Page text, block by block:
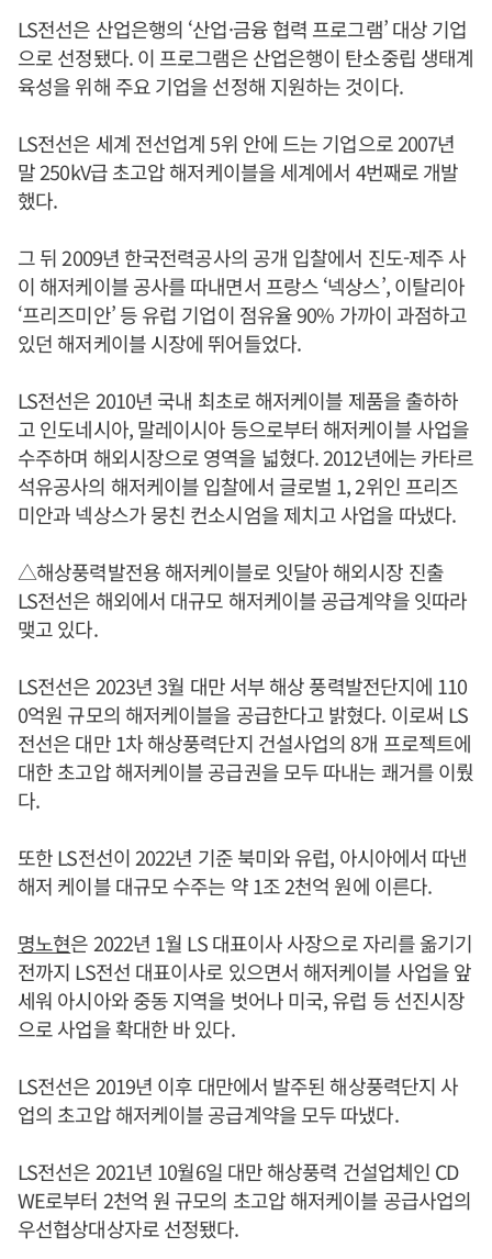
LS전선은 산업은행의 ‘산업·금융 협력 프로그램’ 대상 기업
으로 선정됐다. 이 프로그램은 산업은행이 탄소중립 생태계
육성을 위해 주요 기업을 선정해 지원하는 것이다.
LS전선은 세계 전선업계 5위 안에 드는 기업으로 2007년
말 250kV급 초고압 해저케이블을 세계에서 4번째로 개발
했다.
그 뒤 2009년 한국전력공사의 공개 입찰에서 진도-제주 사
이 해저케이블 공사를 따내면서 프랑스 ‘넥상스’, 이탈리아
‘프리즈미안’ 등 유럽 기업이 점유율 90% 가까이 과점하고
있던 해저케이블 시장에 뛰어들었다.
LS전선은 2010년 국내 최초로 해저케이블 제품을 출하하
고 인도네시아, 말레이시아 등으로부터 해저케이블 사업을
수주하며 해외시장으로 영역을 넓혔다. 2012년에는 카타르
석유공사의 해저케이블 입찰에서 글로벌 1, 2위인 프리즈
미안과 넥상스가 뭉친 컨소시엄을 제치고 사업을 따냈다.
△해상풍력발전용 해저케이블로 잇달아 해외시장 진출
LS전선은 해외에서 대규모 해저케이블 공급계약을 잇따라
맺고 있다.
LS전선은 2023년 3월 대만 서부 해상 풍력발전단지에 110
0억원 규모의 해저케이블을 공급한다고 밝혔다. 이로써 LS
전선은 대만 1차 해상풍력단지 건설사업의 8개 프로젝트에
대한 초고압 해저케이블 공급권을 모두 따내는 쾌거를 이뤘
다.
또한 LS전선이 2022년 기준 북미와 유럽, 아시아에서 따낸
해저 케이블 대규모 수주는 약 1조 2천억 원에 이른다.
명노현은 2022년 1월 LS 대표이사 사장으로 자리를 옮기기
전까지 LS전선 대표이사로 있으면서 해저케이블 사업을 앞
세워 아시아와 중동 지역을 벗어나 미국, 유럽 등 선진시장
으로 사업을 확대한 바 있다.
LS전선은 2019년 이후 대만에서 발주된 해상풍력단지 사
업의 초고압 해저케이블 공급계약을 모두 따냈다.
LS전선은 2021년 10월6일 대만 해상풍력 건설업체인 CD
WE로부터 2천억 원 규모의 초고압 해저케이블 공급사업의
우선협상대상자로 선정됐다.